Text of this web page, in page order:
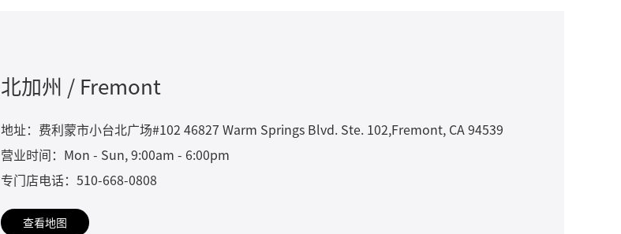
北加州 / Fremont
地址：费利蒙市小台北广场#102 46827 Warm Springs Blvd. Ste. 102,Fremont, CA 94539
营业时间：Mon - Sun, 9:00am - 6:00pm
专门店电话：510-668-0808
查看地图